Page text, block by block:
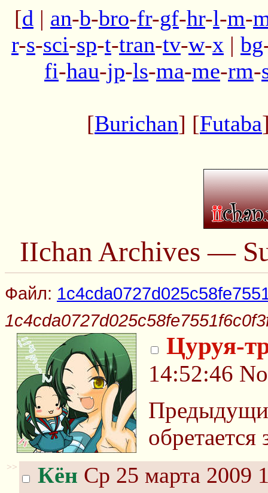
[d | an-b-bro-fr-gf-hr-l-m-
r-s-sci-sp-t-tran-tv-w-x | bg
fi-hau-jp-ls-ma-me-rm-
[Burichan] [Futaba
IIchan Archives —
Файл:
Цуруя-
14:52:46
обретается
>> Кён Ср 25 марта 2009